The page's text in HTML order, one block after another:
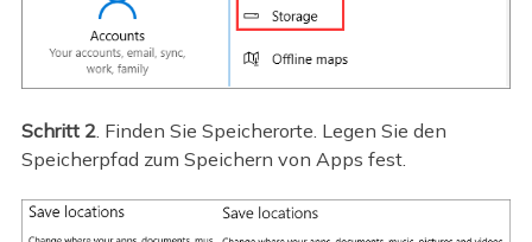
Schritt 2. Finden Sie Speicherorte. Legen Sie den
Speicherpfad zum Speichern von Apps fest.